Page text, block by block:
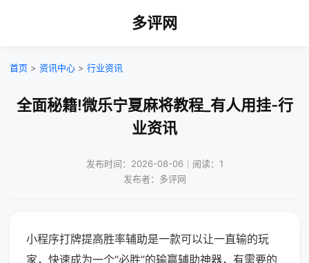
多评网
首页 > 资讯中心 > 行业资讯
全面秘籍!微乐宁夏麻将教程_有人用挂-行
业资讯
发布时间：2026-08-06｜阅读：1
发布者：多评网
小程序打牌提高胜率辅助是一款可以让一直输的玩
家，快速成为一个“必胜”的输赢辅助神器，有需要的